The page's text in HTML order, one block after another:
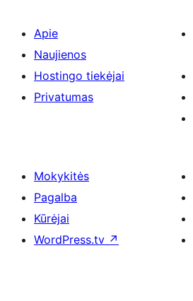
Apie
Naujienos
Hostingo tiekėjai
Privatumas
Mokykitės
Pagalba
Kūrėjai
WordPress.tv ↗